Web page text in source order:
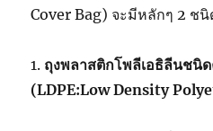
Cover Bag) จะมีหลักๆ 2 ช
1. ถุงพลาสติกโพลีเอธิลีนชนิ
(LDPE:Low Density